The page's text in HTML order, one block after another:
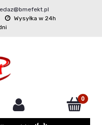
Wysyłka w 24h